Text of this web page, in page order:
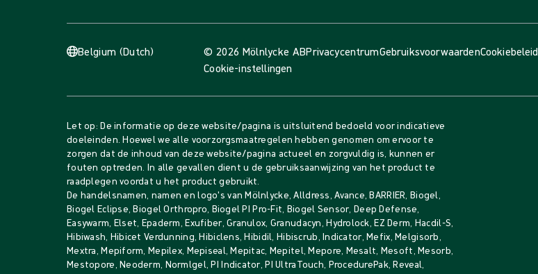
Belgium (Dutch) © 2026 Mölnlycke ABPrivacycentrumGebruiksvoorwaardenCookiebeleid
Cookie-instellingen
Let op: De informatie op deze website/pagina is uitsluitend bedoeld voor indicatieve
doeleinden. Hoewel we alle voorzorgsmaatregelen hebben genomen om ervoor te
zorgen dat de inhoud van deze website/pagina actueel en zorgvuldig is, kunnen er
fouten optreden. In alle gevallen dient u de gebruiksaanwijzing van het product te
raadplegen voordat u het product gebruikt.
De handelsnamen, namen en logo's van Mölnlycke, Alldress, Avance, BARRIER, Biogel,
Biogel Eclipse, Biogel Orthropro, Biogel PI Pro-Fit, Biogel Sensor, Deep Defense,
Easywarm, Elset, Epaderm, Exufiber, Granulox, Granudacyn, Hydrolock, EZ Derm, Hacdil-S,
Hibiwash, Hibicet Verdunning, Hibiclens, Hibidil, Hibiscrub, Indicator, Mefix, Melgisorb,
Mextra, Mepiform, Mepilex, Mepiseal, Mepitac, Mepitel, Mepore, Mesalt, Mesoft, Mesorb,
Mestopore, Neoderm, Normlgel, PI Indicator, PI UltraTouch, ProcedurePak, Reveal,